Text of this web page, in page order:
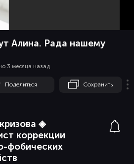
Алина. Рада нашему
3 месяца назад
Поделиться Сохранить
◈
коррекции
фобических